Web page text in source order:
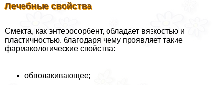
Лечебные свойства
Смекта, как энтеросорбент, обладает вязкостью и
пластичностью, благодаря чему проявляет такие
фармакологические свойства:
обволакивающее;